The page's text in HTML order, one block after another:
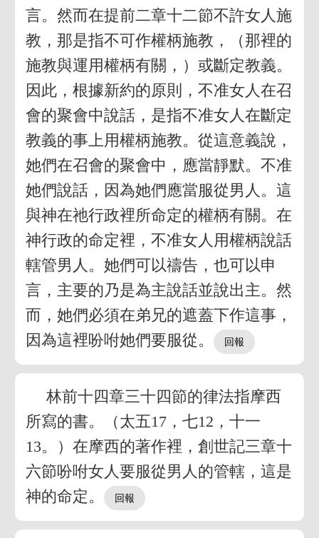
言。然而在提前二章十二節不許女人施
教，那是指不可作權柄施教，（那裡的
施教與運用權柄有關，）或斷定教義。
因此，根據新約的原則，不准女人在召
會的聚會中說話，是指不准女人在斷定
教義的事上用權柄施教。從這意義說，
她們在召會的聚會中，應當靜默。不准
她們說話，因為她們應當服從男人。這
與神在祂行政裡所命定的權柄有關。在
神行政的命定裡，不准女人用權柄說話
轄管男人。她們可以禱告，也可以申
言，主要的乃是為主說話並說出主。然
而，她們必須在弟兄的遮蓋下作這事，
因為這裡吩咐她們要服從。
林前十四章三十四節的律法指摩西
所寫的書。（太五17，七12，十一
13。）在摩西的著作裡，創世記三章十
六節吩咐女人要服從男人的管轄，這是
神的命定。